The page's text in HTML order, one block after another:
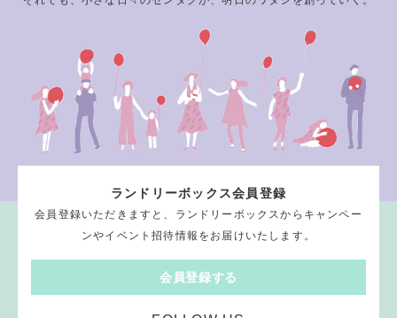
ランドリーボックス会員登録
会員登録いただきますと、ランドリーボックスからキャンペー
ンやイベント招待情報をお届けいたします。
会員登録する